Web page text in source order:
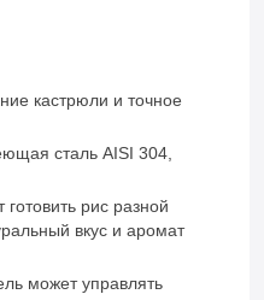
кастрюли и точное
сталь AISI 304,
рис разной
вкус и аромат
может управлять